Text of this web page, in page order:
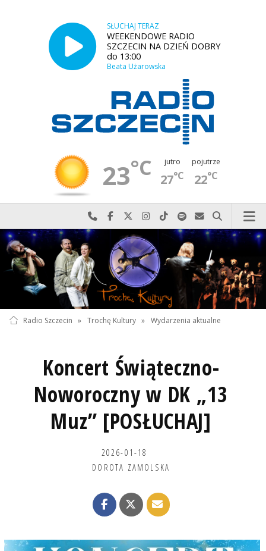
SŁUCHAJ TERAZ
WEEKENDOWE RADIO
SZCZECIN NA DZIEŃ DOBRY
do 13:00
Beata Użarowska
23°C jutro
27°C
pojutrze
22°C
Najlepiej po prostu do nas zadzwoń
Odwiedź nas na Facebook-u
Odwiedź nas na X
Odwiedź nas na Instagram-ie
Odwiedź nas na TikTok-u
Szukaj nas na Spotify
Wyślij do nas
Szukaj
Radio Szczecin » Trochę Kultury » Wydarzenia aktualne
Koncert Świąteczno-
Noworoczny w DK „13
Muz” [POSŁUCHAJ]
2026-01-18
DOROTA ZAMOLSKA